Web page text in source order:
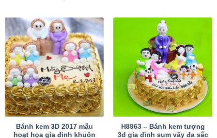
Bánh kem 3D 2017 mẫu
hoạt họa gia đình khuôn
H8963 – Bánh kem tượng
3d gia đình sum vầy đa sắc